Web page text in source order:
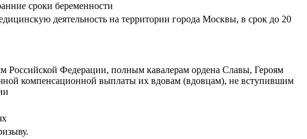
сроки беременности
деятельность на территории города Москвы, в срок до 20
Российской Федерации, полным кавалерам ордена Славы, Героям
компенсационной выплаты их вдовам (вдовцам), не вступившим